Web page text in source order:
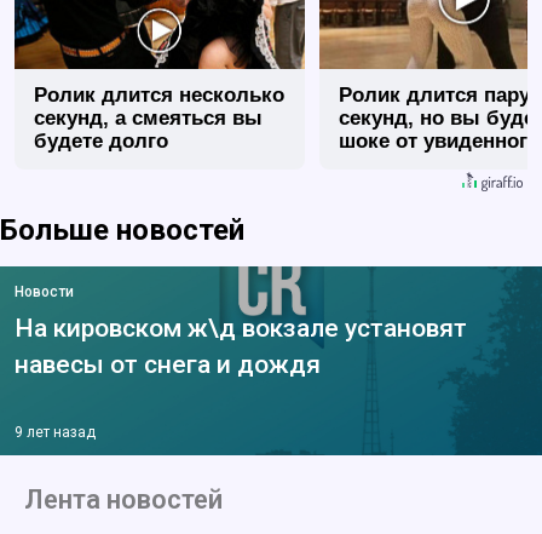
Ролик длится несколько
секунд, а смеяться вы
будете долго
Ролик длится пару
секунд, но вы
шоке от увиденного
Больше новостей
Новости
На кировском ж\д вокзале установят
навесы от снега и дождя
9 лет назад
Лента новостей